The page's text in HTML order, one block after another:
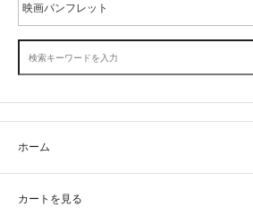
ホーム
カートを見る